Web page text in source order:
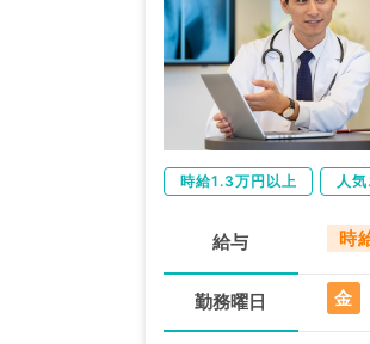
時給1.3万円以上 人
給与 時
勤務曜日 金